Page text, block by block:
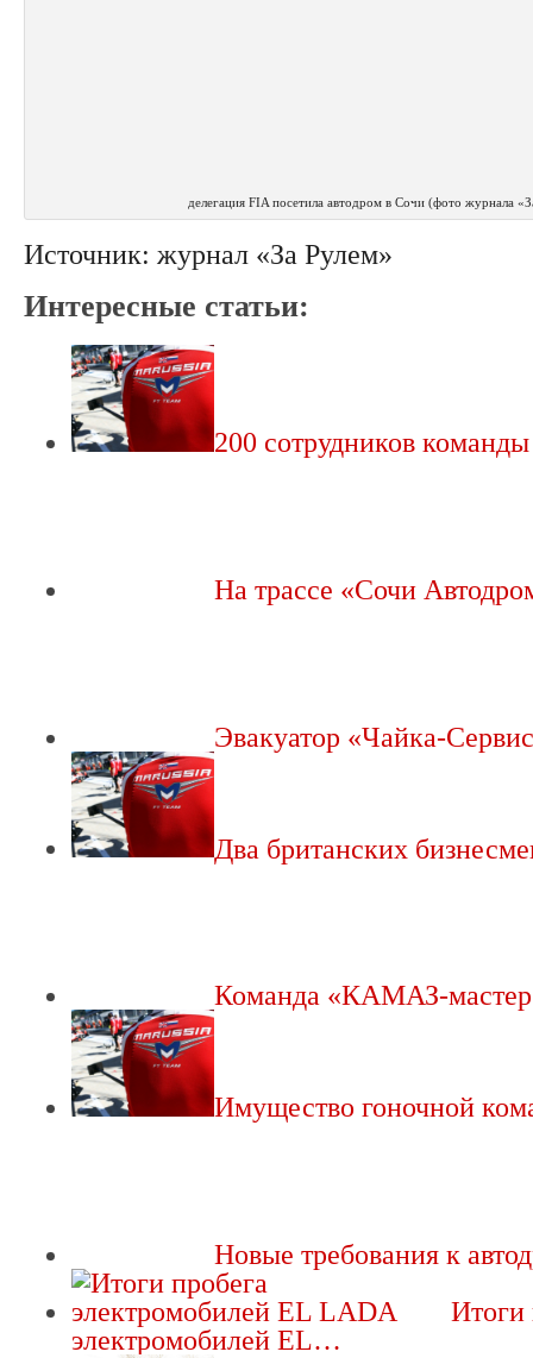
делегация FIA посетила автодром в Сочи (фото журнала
Источник: журнал «За Рулем»
Интересные статьи:
200 сотрудников
На трассе «Сочи
Эвакуатор «Чайка-
Два британских
Команда «КАМАЗ-
Имущество гоночной
Новые требования к
Итоги
электромобилей EL…